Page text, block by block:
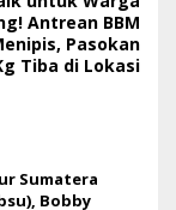
Antrean BBM
Pasokan
Tiba di Lokasi